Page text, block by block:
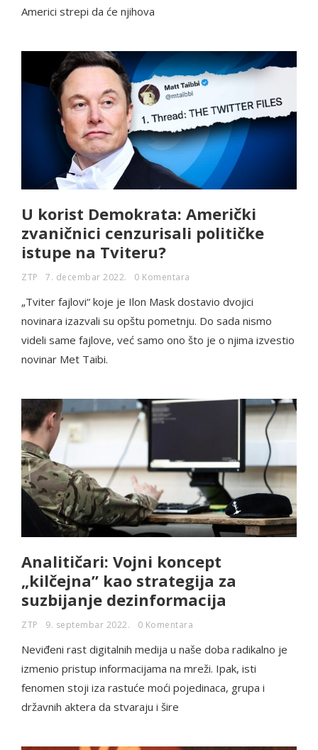
Americi strepi da će njihova
U korist Demokrata: Američki
zvaničnici cenzurisali političke
istupe na Tviteru?
ZTP 7. decembar 2022. 0 Komentara
„Tviter fajlovi“ koje je Ilon Mask dostavio dvojici
novinara izazvali su opštu pometnju. Do sada nismo
videli same fajlove, već samo ono što je o njima izvestio
novinar Met Taibi.
Analitičari: Vojni koncept
„kilčejna” kao strategija za
suzbijanje dezinformacija
ZTP 9. septembar 2022. 0 Komentara
Neviđeni rast digitalnih medija u naše doba radikalno je
izmenio pristup informacijama na mreži. Ipak, isti
fenomen stoji iza rastuće moći pojedinaca, grupa i
državnih aktera da stvaraju i šire